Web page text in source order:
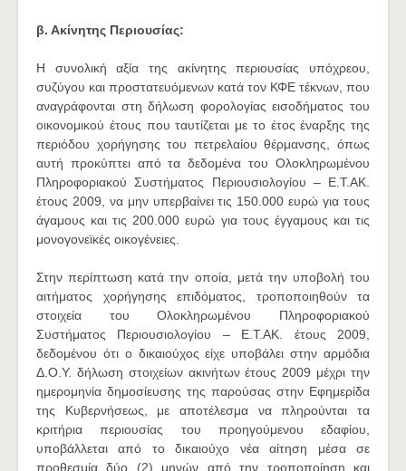
β. Ακίνητης Περιουσίας:
Η συνολική αξία της ακίνητης περιουσίας υπόχρεου,
συζύγου και προστατευόμενων κατά τον ΚΦΕ τέκνων, που
αναγράφονται στη δήλωση φορολογίας εισοδήματος του
οικονομικού έτους που ταυτίζεται με το έτος έναρξης της
περιόδου χορήγησης του πετρελαίου θέρμανσης, όπως
αυτή προκύπτει από τα δεδομένα του Ολοκληρωμένου
Πληροφοριακού Συστήματος Περιουσιολογίου – Ε.Τ.ΑΚ.
έτους 2009, να μην υπερβαίνει τις 150.000 ευρώ για τους
άγαμους και τις 200.000 ευρώ για τους έγγαμους και τις
μονογονεϊκές οικογένειες.
Στην περίπτωση κατά την οποία, μετά την υποβολή του
αιτήματος χορήγησης επιδόματος, τροποποιηθούν τα
στοιχεία του Ολοκληρωμένου Πληροφοριακού
Συστήματος Περιουσιολογίου – Ε.Τ.ΑΚ. έτους 2009,
δεδομένου ότι ο δικαιούχος είχε υποβάλει στην αρμόδια
Δ.Ο.Υ. δήλωση στοιχείων ακινήτων έτους 2009 μέχρι την
ημερομηνία δημοσίευσης της παρούσας στην Εφημερίδα
της Κυβερνήσεως, με αποτέλεσμα να πληρούνται τα
κριτήρια περιουσίας του προηγούμενου εδαφίου,
υποβάλλεται από το δικαιούχο νέα αίτηση μέσα σε
προθεσμία δύο (2) μηνών από την τροποποίηση και